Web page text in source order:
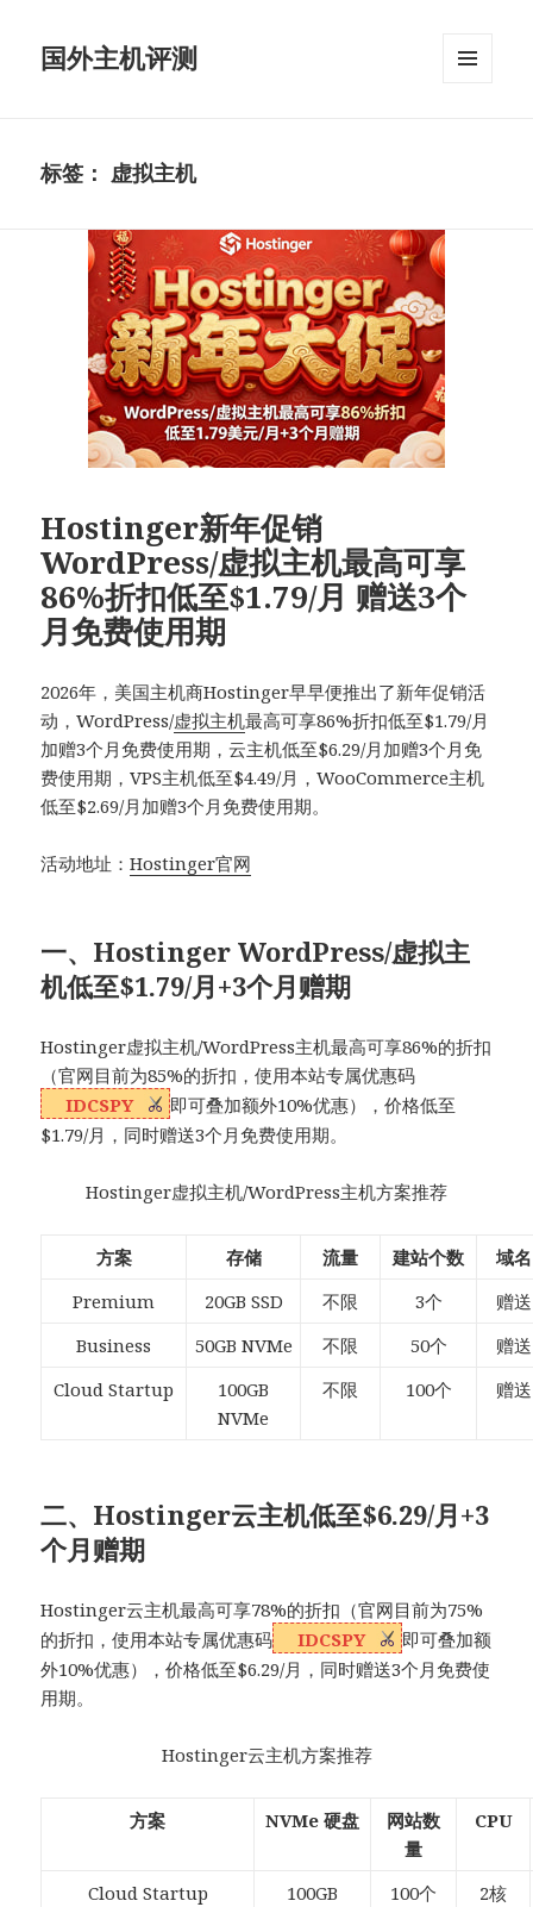
国外主机评测
标签： 虚拟主机
Hostinger新年促销
WordPress/虚拟主机最高可享
86%折扣低至$1.79/月 赠送3个
月免费使用期
2026年，美国主机商Hostinger早早便推出了新年促销活
动，WordPress/虚拟主机最高可享86%折扣低至$1.79/月
加赠3个月免费使用期，云主机低至$6.29/月加赠3个月免
费使用期，VPS主机低至$4.49/月，WooCommerce主机
低至$2.69/月加赠3个月免费使用期。
活动地址：Hostinger官网
一、Hostinger WordPress/虚拟主
机低至$1.79/月+3个月赠期
Hostinger虚拟主机/WordPress主机最高可享86%的折扣
（官网目前为85%的折扣，使用本站专属优惠码
IDCSPY
即可叠加额外10%优惠），价格低至
$1.79/月，同时赠送3个月免费使用期。
Hostinger虚拟主机/WordPress主机方案推荐
方案 存储 流量 建站个数
域名
Premium
20GB SSD 不限 3个
赠送
Business
50GB NVMe 不限 50个
赠送
Cloud Startup
100GB
NVMe
不限 100个 赠送
二、Hostinger云主机低至$6.29/月+3
个月赠期
Hostinger云主机最高可享78%的折扣（官网目前为75%
的折扣，使用本站专属优惠码
IDCSPY
即可叠加额
外10%优惠），价格低至$6.29/月，同时赠送3个月免费使
用期。
Hostinger云主机方案推荐
方案 NVMe 硬盘
网站数
量
CPU
Cloud Startup 100GB 100个
2核